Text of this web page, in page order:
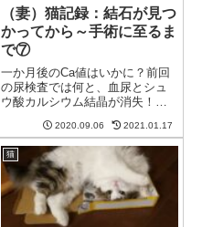
（妻）猫記録：結石が見つ
かってから～手術に至るま
で⑦
一か月後のCa値はいかに？前回
の尿検査では何と、血尿とシュ
ウ酸カルシウム結晶が消失！そ
が、引き続き療法食を食べても
らっていました。その結果・・
一か月後、なんとCa値も過去最
高値時の14.9mg/dlから12.1mg...
2020.09.06 2021.01.17
猫